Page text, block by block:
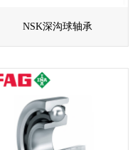
NSK深沟球轴承